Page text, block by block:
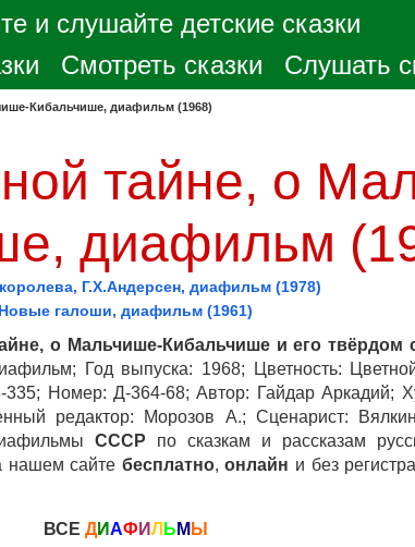
и слушайте детские сказки
Смотреть сказки Слушать
Кибальчише, диафильм (1968)
тайне, о
диафильм
Г.Х.Андерсен, диафильм (1978)
Новые галоши, диафильм (1961)
о Мальчише-Кибальчише и его твёрдом
Год выпуска: 1968; Цветность:
Номер: Д-364-68; Автор: Гайдар Аркадий;
редактор: Морозов А.; Сценарист:
СССР по сказкам и рассказам
нашем сайте бесплатно,онлайн и без
ВСЕ ДИАФ ИЛ Ь М Ы